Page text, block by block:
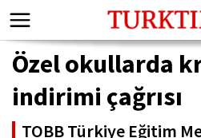
Özel okullarda
indirimi çağrısı
TOBB Türkiye Eğitim